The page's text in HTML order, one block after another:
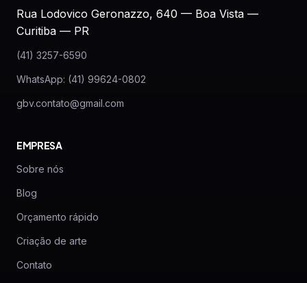
Rua Lodovico Geronazzo, 640 — Boa Vista —
Curitiba — PR
(41) 3257-6590
WhatsApp: (41) 99624-0802
gbv.contato@gmail.com
EMPRESA
Sobre nós
Blog
Orçamento rápido
Criação de arte
Contato